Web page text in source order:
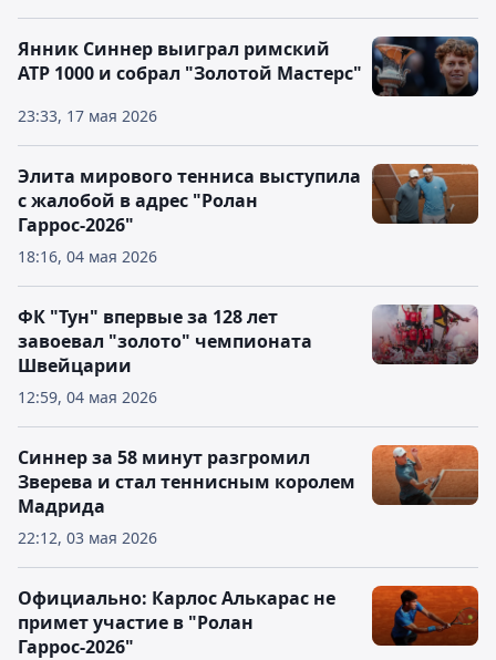
23:33, 17 мая 2026
Янник Синнер выиграл римский
ATP 1000 и собрал "Золотой Мастерс"
18:16, 04 мая 2026
Элита мирового тенниса выступила
с жалобой в адрес "Ролан
Гаррос-2026"
12:59, 04 мая 2026
ФК "Тун" впервые за 128 лет
завоевал "золото" чемпионата
Швейцарии
22:12, 03 мая 2026
Синнер за 58 минут разгромил
Зверева и стал теннисным королем
Мадрида
Официально: Карлос Алькарас не
примет участие в "Ролан
Гаррос-2026"